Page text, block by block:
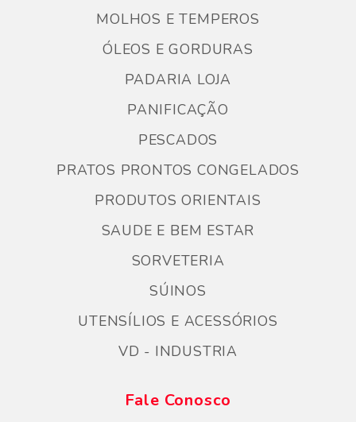
MOLHOS E TEMPEROS
ÓLEOS E GORDURAS
PADARIA LOJA
PANIFICAÇÃO
PESCADOS
PRATOS PRONTOS CONGELADOS
PRODUTOS ORIENTAIS
SAUDE E BEM ESTAR
SORVETERIA
SÚINOS
UTENSÍLIOS E ACESSÓRIOS
VD - INDUSTRIA
Fale Conosco